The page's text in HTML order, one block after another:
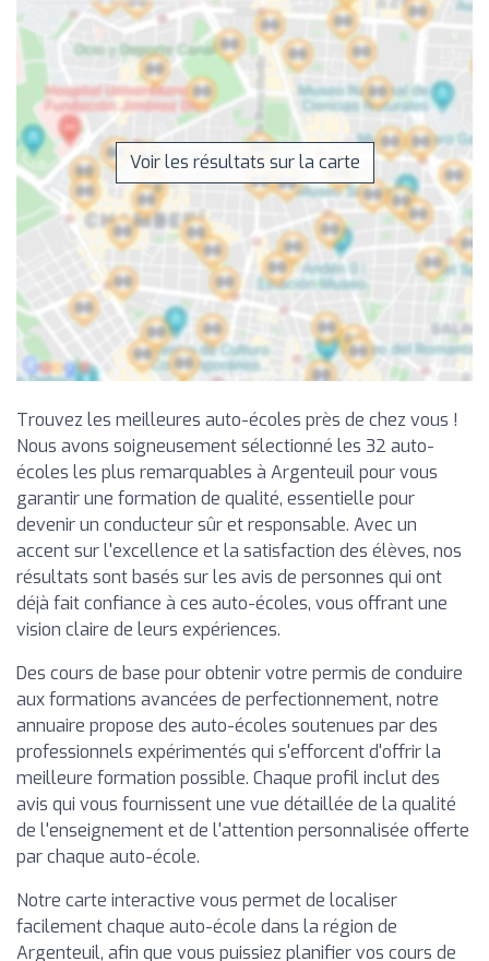
Voir les résultats sur la carte
Trouvez les meilleures auto-écoles près de chez vous !
Nous avons soigneusement sélectionné les 32 auto-
écoles les plus remarquables à Argenteuil pour vous
garantir une formation de qualité, essentielle pour
devenir un conducteur sûr et responsable. Avec un
accent sur l'excellence et la satisfaction des élèves, nos
résultats sont basés sur les avis de personnes qui ont
déjà fait confiance à ces auto-écoles, vous offrant une
vision claire de leurs expériences.
Des cours de base pour obtenir votre permis de conduire
aux formations avancées de perfectionnement, notre
annuaire propose des auto-écoles soutenues par des
professionnels expérimentés qui s'efforcent d'offrir la
meilleure formation possible. Chaque profil inclut des
avis qui vous fournissent une vue détaillée de la qualité
de l'enseignement et de l'attention personnalisée offerte
par chaque auto-école.
Notre carte interactive vous permet de localiser
facilement chaque auto-école dans la région de
Argenteuil, afin que vous puissiez planifier vos cours de